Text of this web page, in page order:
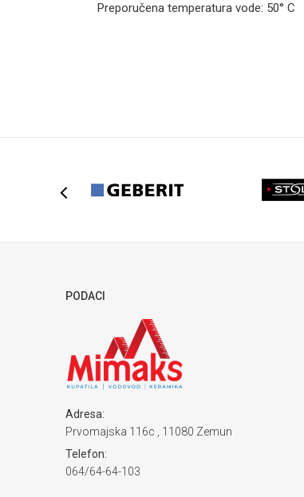
Preporučena temperatura vode: 50° C
Zemlja proizvodnje
PODACI
Adresa:
Prvomajska 116c , 11080 Zemun
Telefon:
064/64-64-103